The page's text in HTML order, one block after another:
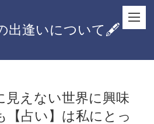
出逢いについて🖋
見えない世界に興味
【占い】は私にとっ